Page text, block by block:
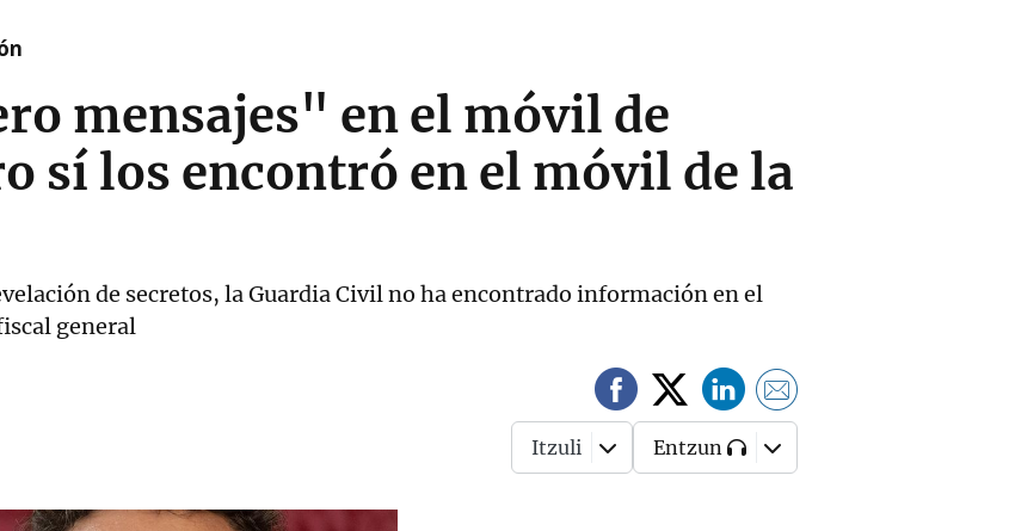
mensajes" en el móvil de
sí los encontró en el móvil de la
de secretos, la Guardia Civil no ha encontrado información en el
general
Itzuli Entzun